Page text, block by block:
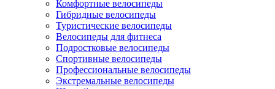
Комфортные велосипеды
Гибридные велосипеды
Туристические велосипеды
Велосипеды для фитнеса
Подростковые велосипеды
Спортивные велосипеды
Профессиональные велосипеды
Экстремальные велосипеды